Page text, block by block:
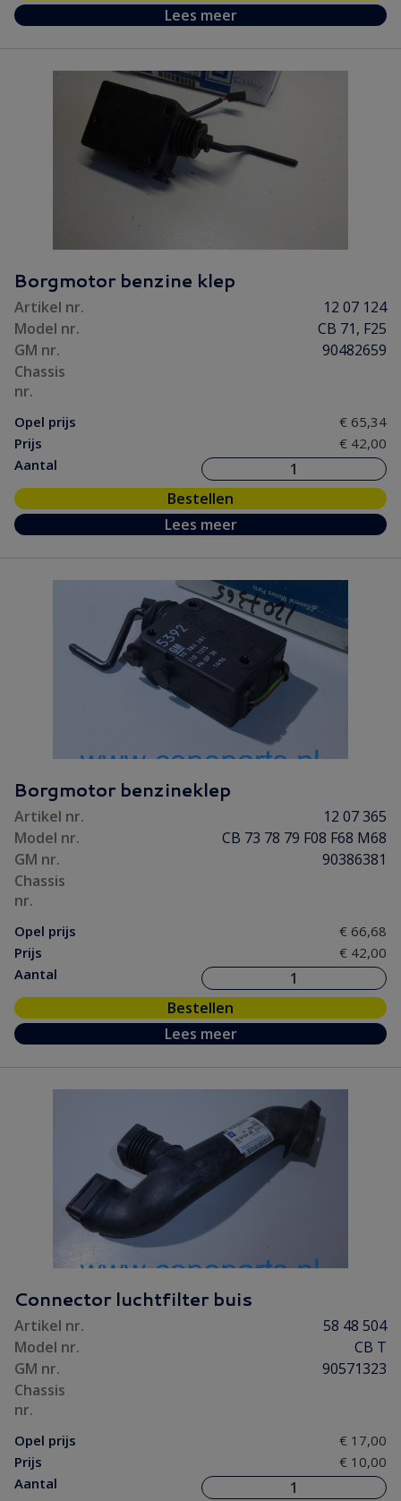
Lees meer
Borgmotor benzine klep
Artikel nr.
12 07 124
Model nr.
CB 71, F25
GM nr.
90482659
Chassis
nr.
Opel prijs
€ 65,34
Prijs
€ 42,00
Aantal
Bestellen
Lees meer
Borgmotor benzineklep
Artikel nr.
12 07 365
Model nr.
CB 73 78 79 F08 F68 M68
GM nr.
90386381
Chassis
nr.
Opel prijs
€ 66,68
Prijs
€ 42,00
Aantal
Bestellen
Lees meer
Connector luchtfilter buis
Artikel nr.
58 48 504
Model nr.
CB T
GM nr.
90571323
Chassis
nr.
Opel prijs
€ 17,00
Prijs
€ 10,00
Aantal